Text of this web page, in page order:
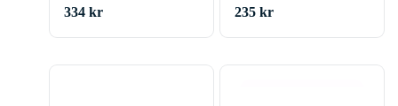
334 kr
235 kr